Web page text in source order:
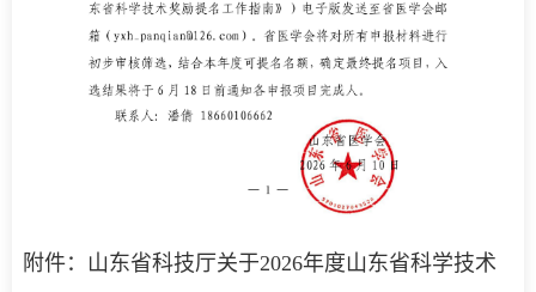
附件：山东省科技厅关于2026年度山东省科学技术